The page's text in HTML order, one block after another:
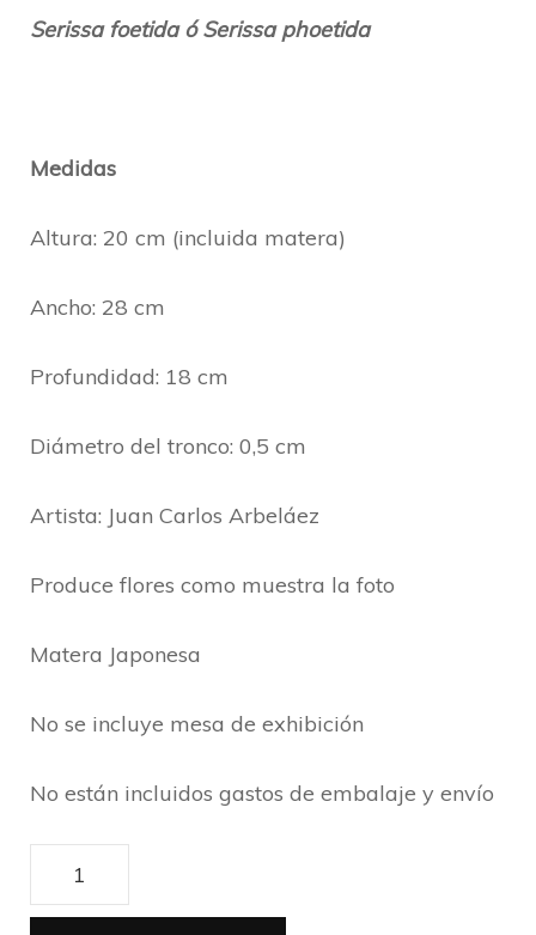
Serissa foetida ó Serissa phoetida
Medidas
Altura: 20 cm (incluida matera)
Ancho: 28 cm
Profundidad: 18 cm
Diámetro del tronco: 0,5 cm
Artista: Juan Carlos Arbeláez
Produce flores como muestra la foto
Matera Japonesa
No se incluye mesa de exhibición
No están incluidos gastos de embalaje y envío
Bosque
Bonsai